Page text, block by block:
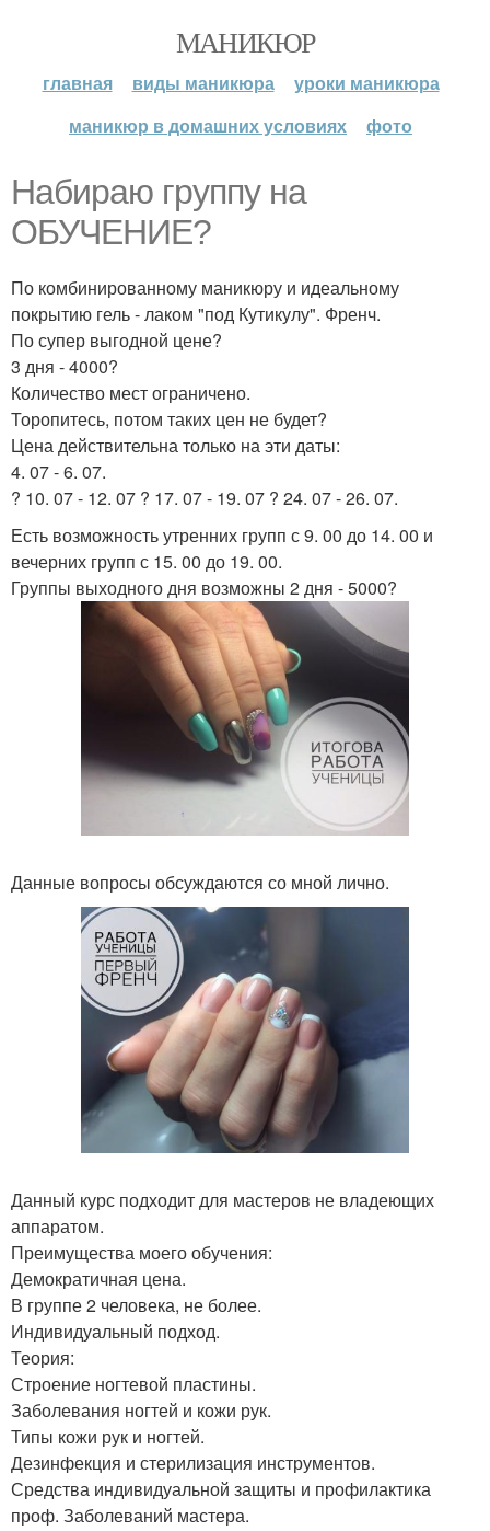
МАНИКЮР
главная виды маникюра
уроки маникюра
маникюр в домашних условиях
фото
Набираю группу на
ОБУЧЕНИЕ?
По комбинированному маникюру и идеальному
покрытию гель - лаком "под Кутикулу". Френч.
По супер выгодной цене?
3 дня - 4000?
Количество мест ограничено.
Торопитесь, потом таких цен не будет?
Цена действительна только на эти даты:
4. 07 - 6. 07.
? 10. 07 - 12. 07 ? 17. 07 - 19. 07 ? 24. 07 - 26. 07.
Есть возможность утренних групп с 9. 00 до 14. 00 и
вечерних групп с 15. 00 до 19. 00.
Группы выходного дня возможны 2 дня - 5000?
Данные вопросы обсуждаются со мной лично.
Данный курс подходит для мастеров не владеющих
аппаратом.
Преимущества моего обучения:
Демократичная цена.
В группе 2 человека, не более.
Индивидуальный подход.
Теория:
Строение ногтевой пластины.
Заболевания ногтей и кожи рук.
Типы кожи рук и ногтей.
Дезинфекция и стерилизация инструментов.
Средства индивидуальной защиты и профилактика
проф. Заболеваний мастера.